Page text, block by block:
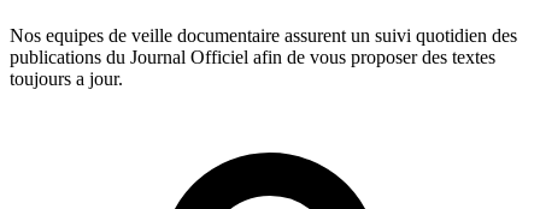
Nos equipes de veille documentaire assurent un suivi quotidien des
publications du Journal Officiel afin de vous proposer des textes
toujours a jour.